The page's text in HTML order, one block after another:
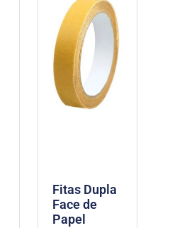
Fitas Dupla
Face de
Papel